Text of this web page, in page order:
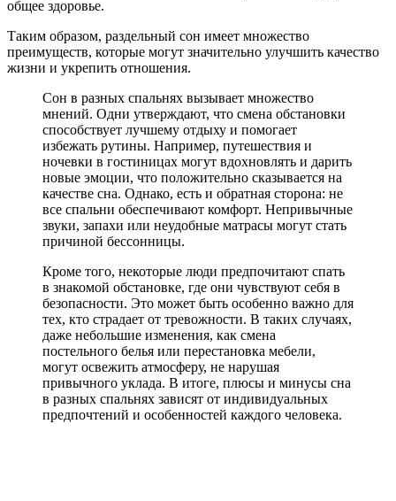
общее здоровье.
Таким образом, раздельный сон имеет множество
преимуществ, которые могут значительно улучшить качество
жизни и укрепить отношения.
Сон в разных спальнях вызывает множество
мнений. Одни утверждают, что смена обстановки
способствует лучшему отдыху и помогает
избежать рутины. Например, путешествия и
ночевки в гостиницах могут вдохновлять и дарить
новые эмоции, что положительно сказывается на
качестве сна. Однако, есть и обратная сторона: не
все спальни обеспечивают комфорт. Непривычные
звуки, запахи или неудобные матрасы могут стать
причиной бессонницы.
Кроме того, некоторые люди предпочитают спать
в знакомой обстановке, где они чувствуют себя в
безопасности. Это может быть особенно важно для
тех, кто страдает от тревожности. В таких случаях,
даже небольшие изменения, как смена
постельного белья или перестановка мебели,
могут освежить атмосферу, не нарушая
привычного уклада. В итоге, плюсы и минусы сна
в разных спальнях зависят от индивидуальных
предпочтений и особенностей каждого человека.